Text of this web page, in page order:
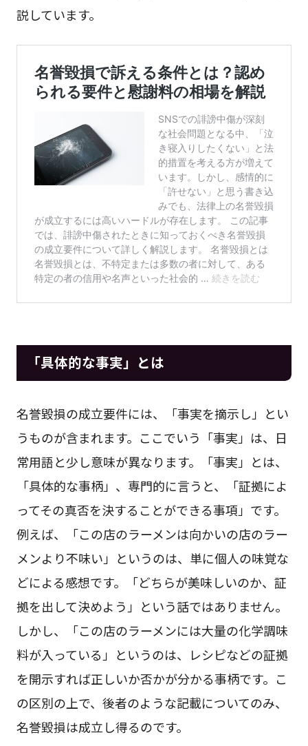
説しています。
「具体的な事実」とは
名誉毀損の成立要件には、「事実を摘示し」とい
うものが含まれます。ここでいう「事実」は、日
常用語と少し意味が異なります。「事実」とは、
「具体的な事柄」、専門的に言うと、「証拠によ
ってその真否を決することができる事項」です。
例えば、「この店のラーメンは向かいの店のラー
メンより不味い」というのは、単に個人の味覚な
どによる感想です。「どちらが美味しいのか、証
拠を出して決めよう」という話ではありません。
しかし、「この店のラーメンには大量の化学調味
料が入っている」というのは、レシピなどの証拠
を開示すれば正しいか否かが分かる事柄です。こ
の区別の上で、後者のような記載についてのみ、
名誉毀損は成立し得るのです。